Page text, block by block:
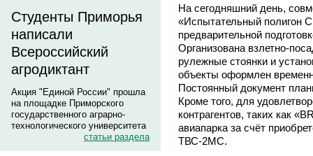
Студенты Приморья
написали
Всероссийский
агродиктант
Акция "Единой России" прошла
на площадке Приморского
государственного аграрно-
технологического университета
статьи раздела
На сегодняшний день,
«Испытательный полигон
предварительной
Организована взлетно-
рулежные стоянки и
объекты оформлен
Постоянный документ
Кроме того, для
контрагентов, таких как
авиапарка за счёт
ТВС-2МС.